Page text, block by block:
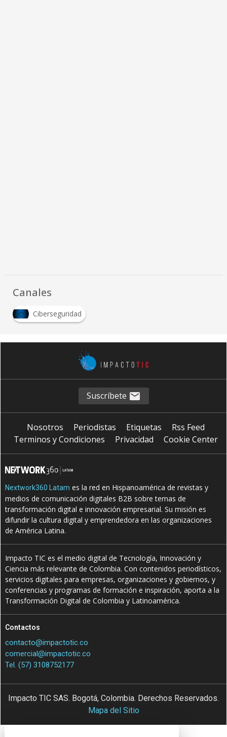
Canales
Ciberseguridad
Suscríbete
Nosotros Periodistas Etiquetas
Rss Feed
Terminos y Condiciones
Privacidad Cookie Center
Nextwork360 Latam es la red en Hispanoamérica de revistas y
medios de comunicación digitales B2B sobre temas de
transformación digital e innovación empresarial. Su misión es
difundir la cultura digital y emprendedora en las organizaciones
de América Latina.
Impacto TIC es el medio digital de Tecnología, Innovación y
Ciencia más relevante de Colombia. Con contenidos periodísticos,
servicios digitales para empresas, organizaciones y gobiernos, y
conferencias y programas de formación e inspiración, aporta a la
Transformación Digital de Colombia y Latinoamérica.
Contactos
contacto@impactotic.co
comercial@impactotic.co
Tel. (57) 3108752177
Impacto TIC SAS. Bogotá, Colombia. Derechos Reservados.
Mapa del Sitio